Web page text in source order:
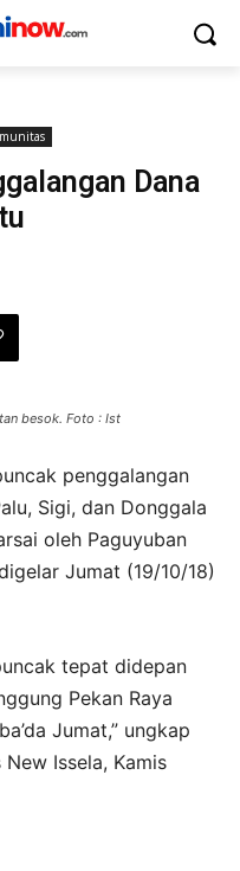
Dana
besok. Foto : Ist
penggalangan
Sigi, dan Donggala
oleh Paguyuban
Jumat (19/10/18)
tepat didepan
Pekan Raya
Jumat,” ungkap
Issela, Kamis